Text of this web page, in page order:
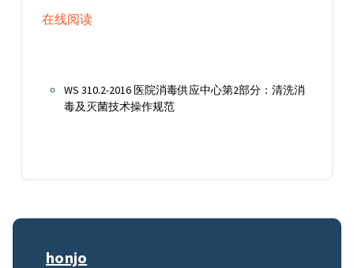
在线阅读
WS 310.2-2016 医院消毒供应中心第2部分： 清洗消
毒及灭菌技术操作规范
honjo